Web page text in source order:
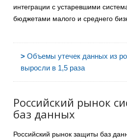
интеграции с устаревшими
бюджетами малого и среднего
> Объемы утечек данных из
выросли в 1,5 раза
Российский рынок
баз данных
Российский рынок защиты баз